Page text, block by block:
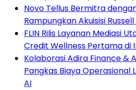
Novo Tellus Bermitra
Rampungkan Akuisisi
FLIN Rilis Layanan Mediasi
Credit Wellness Pertama di
Kolaborasi Adira Finance &
Pangkas Biaya
AI